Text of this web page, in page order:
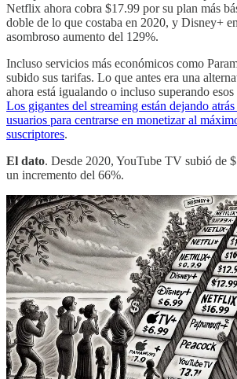
Netflix ahora cobra $17.99 por su plan más
doble de lo que costaba en 2020, y Disney+
asombroso aumento del 129%.
Incluso servicios más económicos como
subido sus tarifas. Lo que antes era una
ahora está igualando o incluso superando
Los gigantes del streaming están dejando
usuarios para centrarse en monetizar al
suscriptores.
El dato. Desde 2020, YouTube TV subió de
un incremento del 66%.